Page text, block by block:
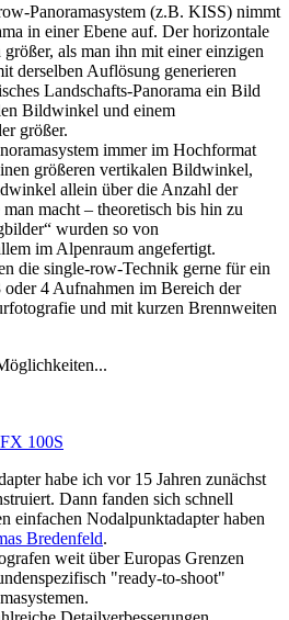
Panoramasystem (z.B. KISS) nimmt
in einer Ebene auf. Der horizontale
als man ihn mit einer einzigen
derselben Auflösung generieren
Landschafts-Panorama ein Bild
Bildwinkel und einem
größer.
immer im Hochformat
größeren vertikalen Bildwinkel,
allein über die Anzahl der
macht – theoretisch bis hin zu
wurden so von
im Alpenraum angefertigt.
die single-row-Technik gerne für ein
4 Aufnahmen im Bereich der
und mit kurzen Brennweiten
100S
habe ich vor 15 Jahren zunächst
Dann fanden sich schnell
einfachen Nodalpunktadapter haben
Bredenfeld.
weit über Europas Grenzen
"ready-to-shoot"